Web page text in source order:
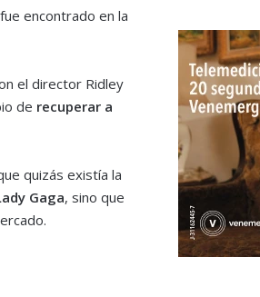
encontrado en la
el director Ridley
de recuperar a
quizás existía la
Gaga, sino que